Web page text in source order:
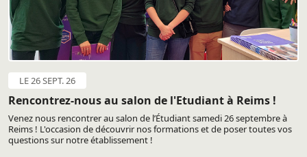
LE 26 SEPT. 26
Rencontrez-nous au salon de l'Etudiant à Reims !
Venez nous rencontrer au salon de l’Étudiant samedi 26 septembre à
Reims ! L'occasion de découvrir nos formations et de poser toutes vos
questions sur notre établissement !